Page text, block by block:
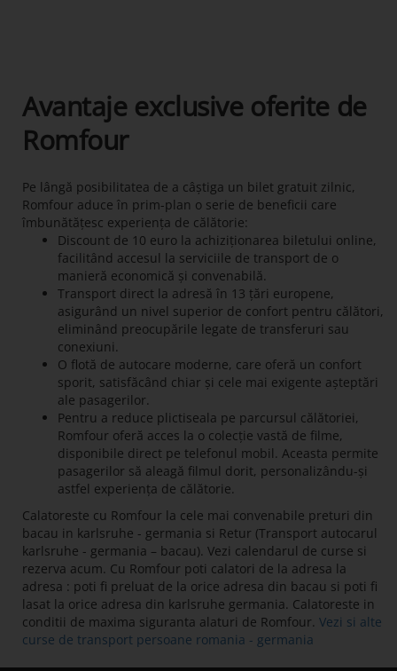
Avantaje exclusive oferite de
Romfour
Pe lângă posibilitatea de a câștiga un bilet gratuit zilnic,
Romfour aduce în prim-plan o serie de beneficii care
îmbunătățesc experiența de călătorie:
Discount de 10 euro la achiziționarea biletului online,
facilitând accesul la serviciile de transport de o
manieră economică și convenabilă.
Transport direct la adresă în 13 țări europene,
asigurând un nivel superior de confort pentru călători,
eliminând preocupările legate de transferuri sau
conexiuni.
O flotă de autocare moderne, care oferă un confort
sporit, satisfăcând chiar și cele mai exigente așteptări
ale pasagerilor.
Pentru a reduce plictiseala pe parcursul călătoriei,
Romfour oferă acces la o colecție vastă de filme,
disponibile direct pe telefonul mobil. Aceasta permite
pasagerilor să aleagă filmul dorit, personalizându-și
astfel experiența de călătorie.
Calatoreste cu Romfour la cele mai convenabile preturi din
bacau in karlsruhe - germania si Retur (Transport autocarul
karlsruhe - germania – bacau). Vezi calendarul de curse si
rezerva acum. Cu Romfour poti calatori de la adresa la
adresa : poti fi preluat de la orice adresa din bacau si poti fi
lasat la orice adresa din karlsruhe germania. Calatoreste in
conditii de maxima siguranta alaturi de Romfour. Vezi si alte
curse de transport persoane romania - germania